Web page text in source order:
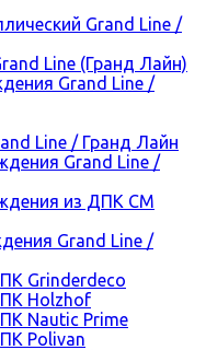
Grand Line /
Line (Гранд Лайн)
Grand Line /
Line / Гранд Лайн
Grand Line /
из ДПК CM
Grand Line /
Grinderdeco
Holzhof
Nautic Prime
Polivan